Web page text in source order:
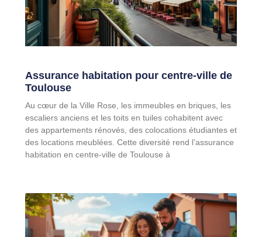
Assurance habitation pour centre-ville de
Toulouse
Au cœur de la Ville Rose, les immeubles en briques, les
escaliers anciens et les toits en tuiles cohabitent avec
des appartements rénovés, des colocations étudiantes et
des locations meublées. Cette diversité rend l’assurance
habitation en centre-ville de Toulouse à